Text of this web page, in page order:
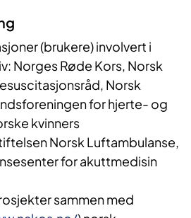
(brukere) involvert i
Norges Røde Kors, Norsk
Norsk
for hjerte- og
kvinners
Norsk Luftambulanse,
for akuttmedisin
sammen med